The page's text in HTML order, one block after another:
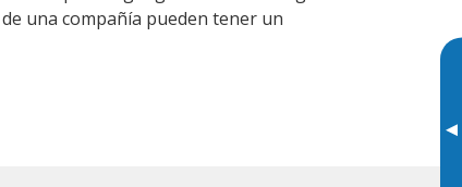
▸
una compañía pueden tener un